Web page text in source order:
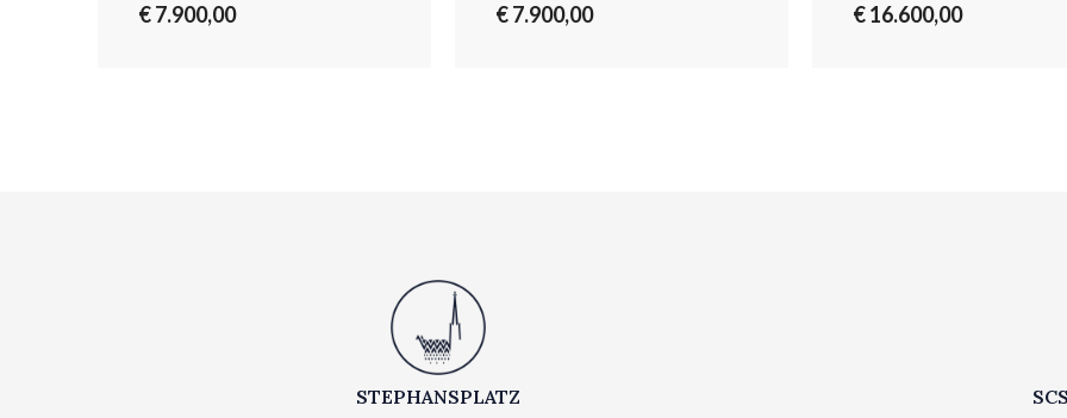
€ 7.900,00 € 7.900,00 € 16.600,00
STEPHANSPLATZ